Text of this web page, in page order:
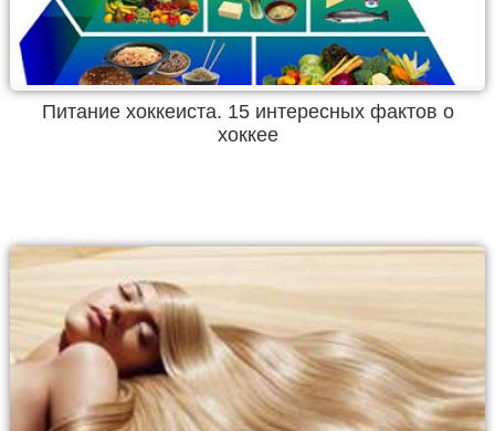
Питание хоккеиста. 15 интересных фактов о
хоккее